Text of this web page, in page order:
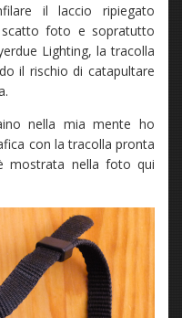
il laccio ripiegato
scatto foto e sopratutto
Lighting, la tracolla
il rischio di catapultare
nella mia mente ho
con la tracolla pronta
mostrata nella foto qui